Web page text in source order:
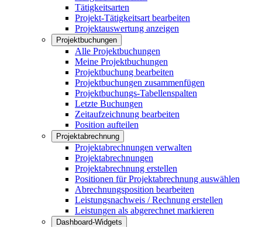
Tätigkeitsarten
Projekt-Tätigkeitsart bearbeiten
Projektauswertung anzeigen
Projektbuchungen
Alle Projektbuchungen
Meine Projektbuchungen
Projektbuchung bearbeiten
Projektbuchungen zusammenfügen
Projektbuchungs-Tabellenspalten
Letzte Buchungen
Zeitaufzeichnung bearbeiten
Position aufteilen
Projektabrechnung
Projektabrechnungen verwalten
Projektabrechnungen
Projektabrechnung erstellen
Positionen für Projektabrechnung auswählen
Abrechnungsposition bearbeiten
Leistungsnachweis / Rechnung erstellen
Leistungen als abgerechnet markieren
Dashboard-Widgets